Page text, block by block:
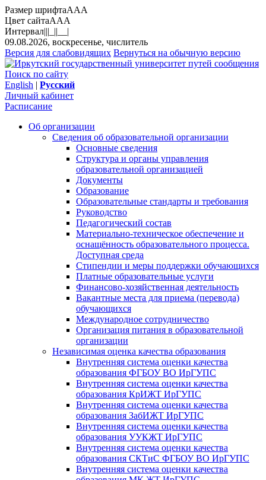
Размер шрифтаAAA
Цвет сайтаAAA
Интервал|||_||__|
09.08.2026, воскресенье, числитель
Версия для слабовидящих Вернуться на обычную версию
Поиск по сайту
English | Русский
Личный кабинет
Расписание
Об организации
Сведения об образовательной организации
Основные сведения
Структура и органы управления
образовательной организацией
Документы
Образование
Образовательные стандарты и требования
Руководство
Педагогический состав
Материально-техническое обеспечение и
оснащённость образовательного процесса.
Доступная среда
Стипендии и меры поддержки обучающихся
Платные образовательные услуги
Финансово-хозяйственная деятельность
Вакантные места для приема (перевода)
обучающихся
Международное сотрудничество
Организация питания в образовательной
организации
Независимая оценка качества образования
Внутренняя система оценки качества
образования ФГБОУ ВО ИрГУПС
Внутренняя система оценки качества
образования КрИЖТ ИрГУПС
Внутренняя система оценки качества
образования ЗабИЖТ ИрГУПС
Внутренняя система оценки качества
образования УУКЖТ ИрГУПС
Внутренняя система оценки качества
образования СКТиС ФГБОУ ВО ИрГУПС
Внутренняя система оценки качества